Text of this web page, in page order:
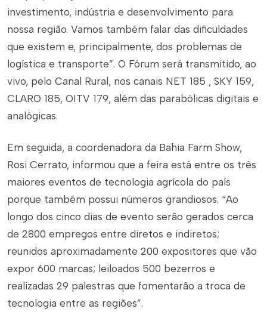
investimento, indústria e desenvolvimento para
nossa região. Vamos também falar das dificuldades
que existem e, principalmente, dos problemas de
logística e transporte”. O Fórum será transmitido, ao
vivo, pelo Canal Rural, nos canais NET 185 , SKY 159,
CLARO 185, OITV 179, além das parabólicas digitais e
analógicas.
Em seguida, a coordenadora da Bahia Farm Show,
Rosi Cerrato, informou que a feira está entre os três
maiores eventos de tecnologia agrícola do país
porque também possui números grandiosos. “Ao
longo dos cinco dias de evento serão gerados cerca
de 2800 empregos entre diretos e indiretos;
reunidos aproximadamente 200 expositores que vão
expor 600 marcas; leiloados 500 bezerros e
realizadas 29 palestras que fomentarão a troca de
tecnologia entre as regiões”.